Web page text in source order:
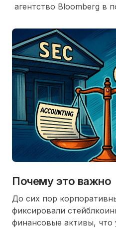
агентство Bloomberg в
Почему это важно
До сих пор
фиксировали
финансовые активы, что